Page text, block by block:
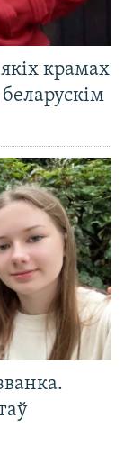
крамах